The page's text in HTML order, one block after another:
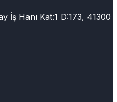
İş Hanı Kat:1 D:173, 41300